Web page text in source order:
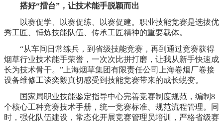
搭好“擂台”，让技术能手脱颖而出
以赛促学、以赛促练、以赛促建。职业技能竞赛是选拔优
秀工匠、锤炼技能队伍、传承工匠精神的重要载体。
“从车间日常练兵，到省级技能竞赛，再到通过竞赛获得
烟草行业技术能手荣誉，一次次比拼打磨，让我从新手快速成
长为技术骨干。”上海烟草集团有限责任公司上海卷烟厂卷接
设备维修工谈奕毅真切感受到技能竞赛带来的成长蜕变。
国家局职业技能鉴定指导中心完善竞赛制度规范，编制8
个核心工种竞赛技术手册，统一竞赛标准、规范流程管理。同
时，强化队伍建设，常态化开展竞赛管理员培训，严格省级赛